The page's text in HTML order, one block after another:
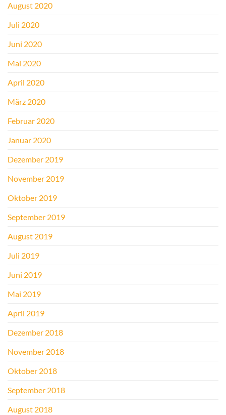
August 2020
Juli 2020
Juni 2020
Mai 2020
April 2020
März 2020
Februar 2020
Januar 2020
Dezember 2019
November 2019
Oktober 2019
September 2019
August 2019
Juli 2019
Juni 2019
Mai 2019
April 2019
Dezember 2018
November 2018
Oktober 2018
September 2018
August 2018